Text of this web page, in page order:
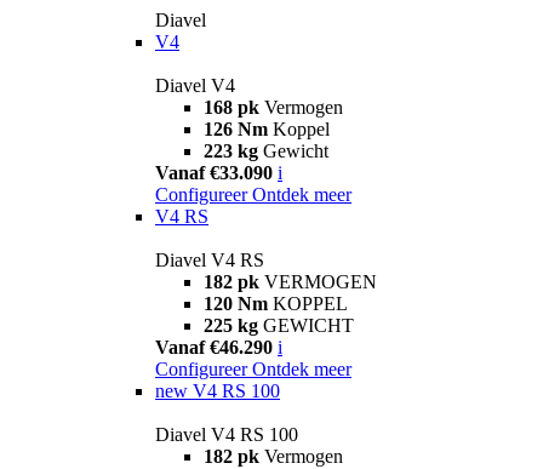
Diavel
V4
Diavel V4
168 pk Vermogen
126 Nm Koppel
223 kg Gewicht
Vanaf €33.090 i
Configureer Ontdek meer
V4 RS
Diavel V4 RS
182 pk VERMOGEN
120 Nm KOPPEL
225 kg GEWICHT
Vanaf €46.290 i
Configureer Ontdek meer
new V4 RS 100
Diavel V4 RS 100
182 pk Vermogen